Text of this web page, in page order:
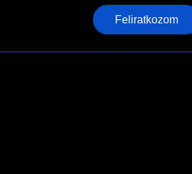
Feliratkozom